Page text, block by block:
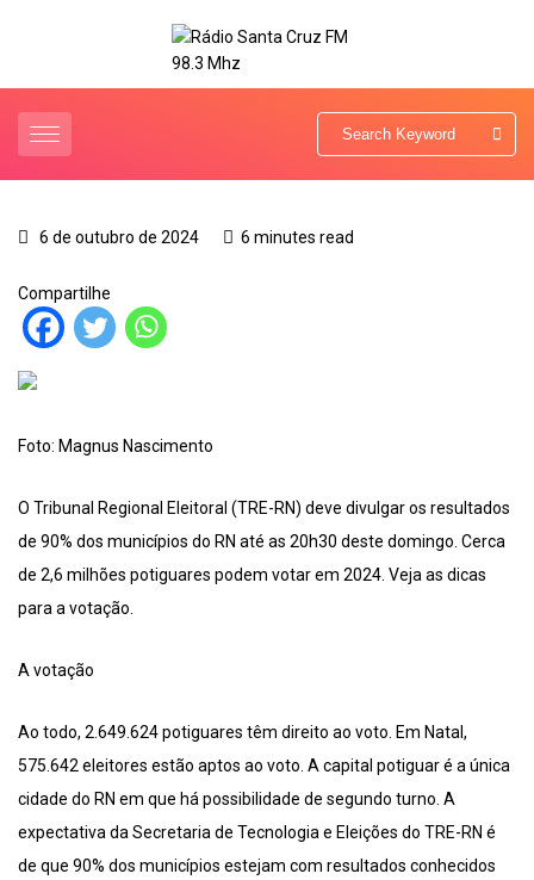
6 de outubro de 2024 6 minutes read
Compartilhe
Foto: Magnus Nascimento
O Tribunal Regional Eleitoral (TRE-RN) deve divulgar os resultados
de 90% dos municípios do RN até as 20h30 deste domingo. Cerca
de 2,6 milhões potiguares podem votar em 2024. Veja as dicas
para a votação.
A votação
Ao todo, 2.649.624 potiguares têm direito ao voto. Em Natal,
575.642 eleitores estão aptos ao voto. A capital potiguar é a única
cidade do RN em que há possibilidade de segundo turno. A
expectativa da Secretaria de Tecnologia e Eleições do TRE-RN é
de que 90% dos municípios estejam com resultados conhecidos